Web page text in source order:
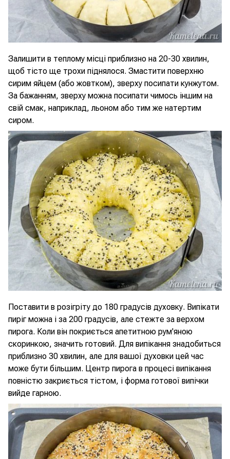
Залишити в теплому місці приблизно на 20-30 хвилин,
щоб тісто ще трохи піднялося. Змастити поверхню
сирим яйцем (або жовтком), зверху посипати кунжутом.
За бажанням, зверху можна посипати чимось іншим на
свій смак, наприклад, льоном або тим же натертим
сиром.
Поставити в розігріту до 180 градусів духовку. Випікати
пиріг можна і за 200 градусів, але стежте за верхом
пирога. Коли він покриється апетитною рум'яною
скоринкою, значить готовий. Для випікання знадобиться
приблизно 30 хвилин, але для вашої духовки цей час
може бути більшим. Центр пирога в процесі випікання
повністю закриється тістом, і форма готової випічки
вийде гарною.